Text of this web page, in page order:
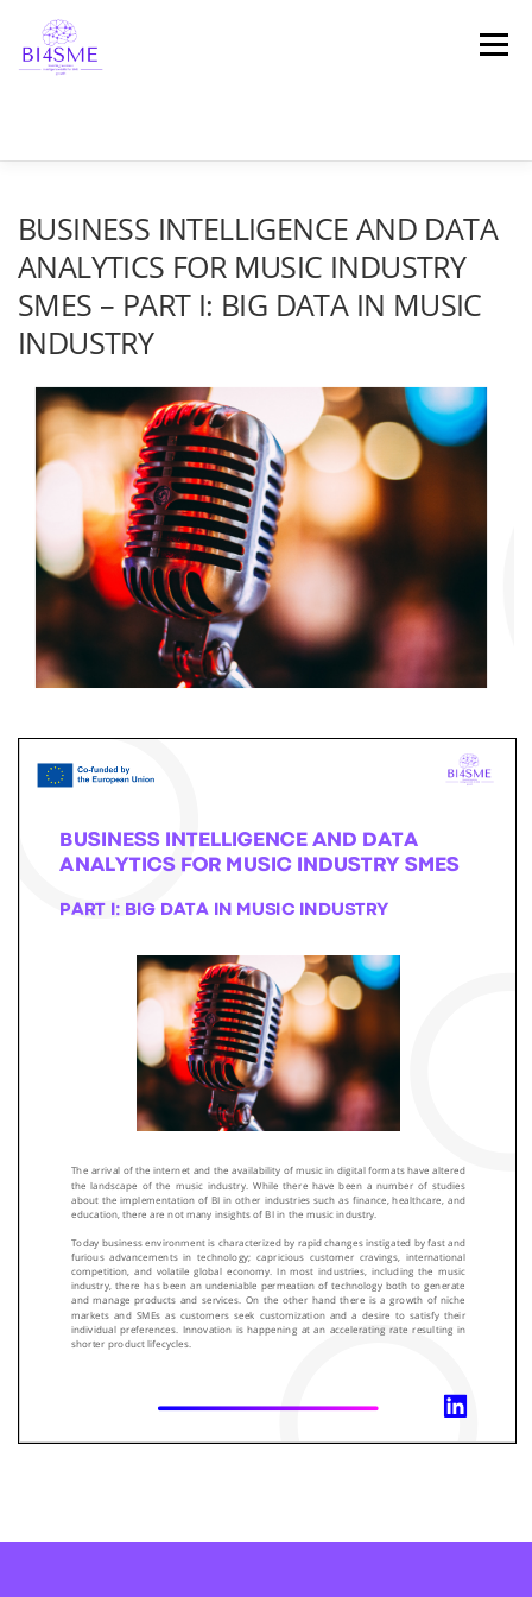
Μενού
ΑΠΟΤΕΛΕΣΜΑΤΑ ΠΛΑΤΦΌΡΜΑ ΝΕΑ
ΜΑΡΤΥΡΊΕΣ ΕΠΙΚΟΙΝΩΝΙΑ
BUSINESS INTELLIGENCE AND DATA
ANALYTICS FOR MUSIC INDUSTRY
SMES – PART I: BIG DATA IN MUSIC
INDUSTRY